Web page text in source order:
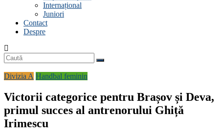
Internațional
Juniori
Contact
Despre
Divizia A Handbal feminin
Victorii categorice pentru Brașov și Deva,
primul succes al antrenorului Ghiță
Irimescu